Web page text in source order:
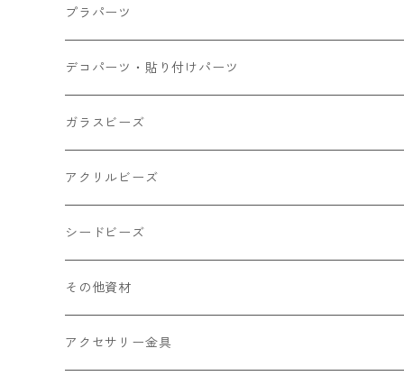
大きいパーツ グラス系
小さいパーツ グラス系
小物
カップ
プラパーツ
ナスカン カニカン
リング イヤリング パーツ
チェーンパーツ
プラチャーム
デコパーツ・貼り付けパーツ
食べ物系
キャンディ
ドーナツ
アニマル系
うさぎ
くま
スライス棒
フレーク カット済
シール付き
フルーツ系 野菜果物
ガラスビーズ
ミレフィオリ
ランプワーク
キャッツアイ
アクリルビーズ
丸玉6㎜ ラウンド
丸玉8㎜ ラウンド
カボチャ
シードビーズ
ミックス
2㎜
その他資材
アクセサリー金具